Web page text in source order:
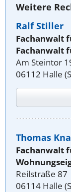
Weitere
Ralf Stiller
Fachanwalt
Fachanwalt
Am Steintor
06112 Halle
Thomas
Fachanwalt
Reilstraße 87
06114 Halle